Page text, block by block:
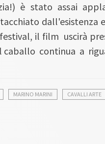
è stato assai
dall'esistenza
il film uscirà
caballo continua a
MARINO MARINI CAVALLI ARTE